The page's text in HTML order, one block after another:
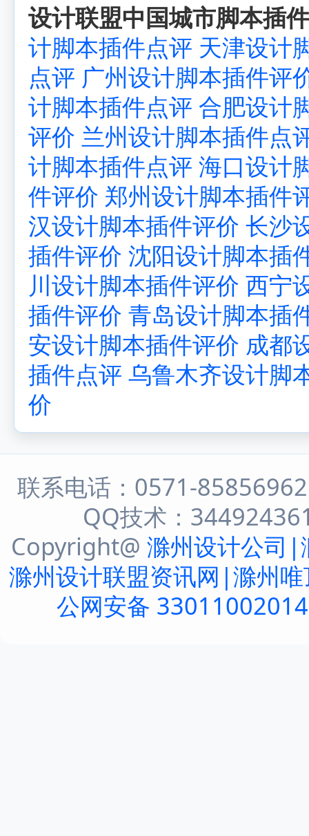
设计联盟中国城市脚本插
计脚本插件点评 天津设计
点评 广州设计脚本插件评
计脚本插件点评 合肥设计
评价 兰州设计脚本插件点
计脚本插件点评 海口设计
件评价 郑州设计脚本插件
汉设计脚本插件评价 长沙
插件评价 沈阳设计脚本插
川设计脚本插件评价 西宁
插件评价 青岛设计脚本插
安设计脚本插件评价 成都
插件点评 乌鲁木齐设计脚
价
联系电话：0571-
QQ技术：
Copyright@ 滁州设计公司|
滁州设计联盟资讯网|滁州
公网安备